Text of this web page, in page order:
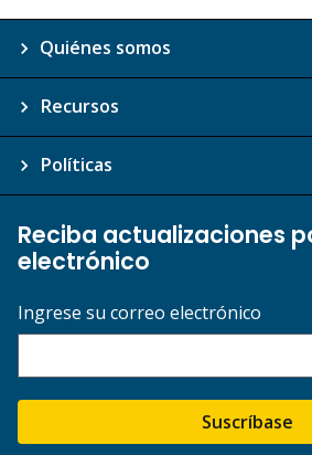
Quiénes somos
Recursos
Políticas
Reciba actualizaciones
electrónico
Ingrese su correo electrónico
Suscríbase